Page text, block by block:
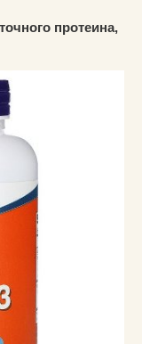
протеина,